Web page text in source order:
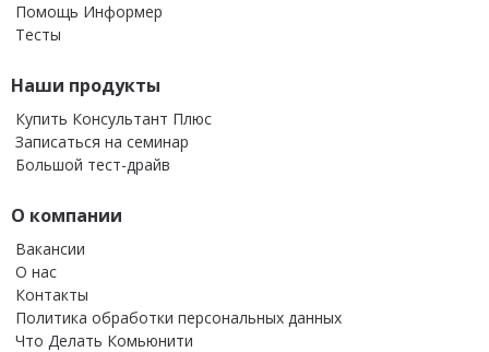
Помощь Информер
Тесты
Наши продукты
Купить Консультант Плюс
Записаться на семинар
Большой тест-драйв
О компании
Вакансии
О нас
Контакты
Политика обработки персональных данных
Что Делать Комьюнити